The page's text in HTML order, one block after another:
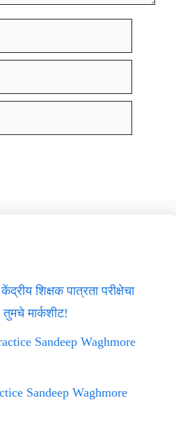
शिक्षक पात्रता परीक्षेचा
मार्कशीट!
Sandeep Waghmore
Sandeep Waghmore